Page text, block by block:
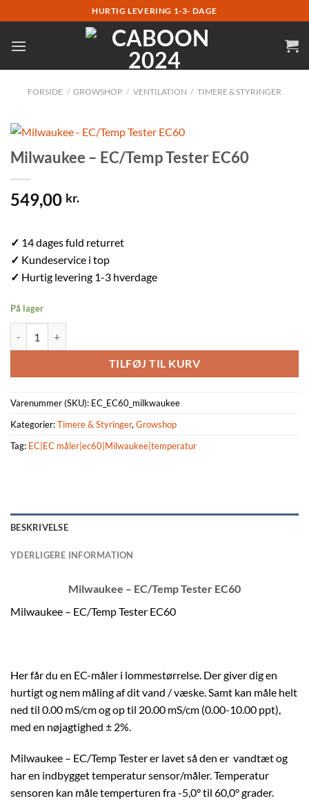
til
indhold
HURTIG LEVERING 1-3- DAGE
FORSIDE / GROWSHOP / VENTILATION / TIMERE & STYRINGER
Milwaukee – EC/Temp Tester EC60
549,00 kr.
✓ 14 dages fuld returret
✓ Kundeservice i top
✓ Hurtig levering 1-3 hverdage
På lager
TILFØJ TIL KURV
Varenummer (SKU): EC_EC60_milkwaukee
Kategorier:Timere & Styringer, Growshop
Tag: EC|EC måler|ec60|Milwaukee|temperatur
BESKRIVELSE
YDERLIGERE INFORMATION
Milwaukee – EC/Temp Tester EC60
Milwaukee – EC/Temp Tester EC60
Her får du en EC-måler i lommestørrelse. Der giver dig en
hurtigt og nem måling af dit vand / væske. Samt kan måle helt
ned til 0.00 mS/cm og op til 20.00 mS/cm (0.00-10.00 ppt),
med en nøjagtighed ± 2%.
Milwaukee – EC/Temp Tester er lavet så den er vandtæt og
har en indbygget temperatur sensor/måler. Temperatur
sensoren kan måle temperturen fra -5,0° til 60,0° grader.